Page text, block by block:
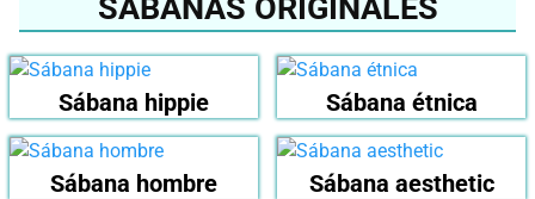
SÁBANAS ORIGINALES
Sábana hippie Sábana étnica
Sábana hombre Sábana aesthetic